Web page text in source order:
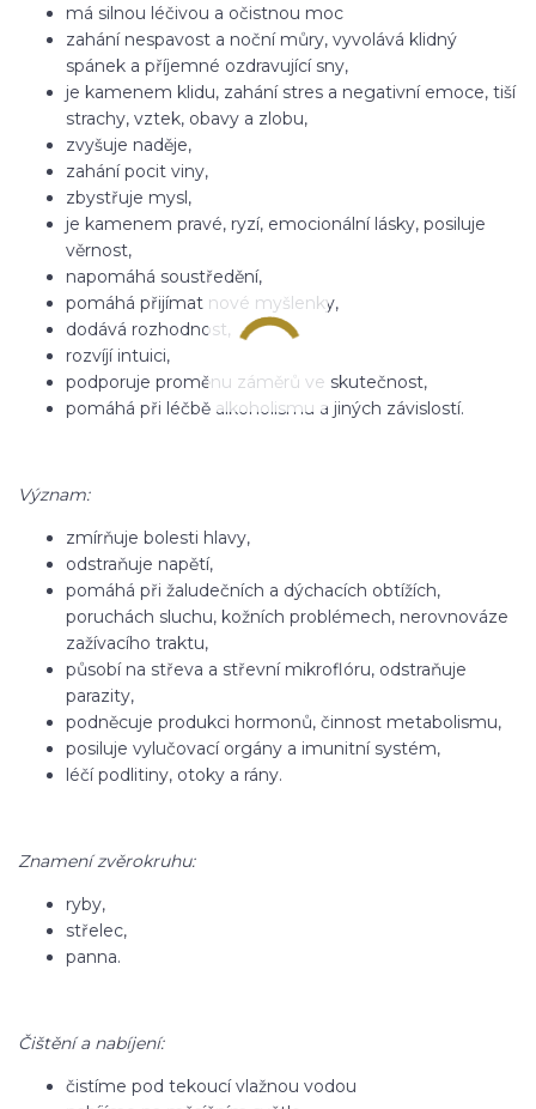
má silnou léčivou a očistnou moc
zahání nespavost a noční můry, vyvolává klidný
spánek a příjemné ozdravující sny,
je kamenem klidu, zahání stres a negativní emoce, tiší
strachy, vztek, obavy a zlobu,
zvyšuje naděje,
zahání pocit viny,
zbystřuje mysl,
je kamenem pravé, ryzí, emocionální lásky, posiluje
věrnost,
napomáhá soustředění,
pomáhá přijímat nové myšlenky,
dodává rozhodnost,
rozvíjí intuici,
podporuje proměnu záměrů ve skutečnost,
pomáhá při léčbě alkoholismu a jiných závislostí.
Význam:
zmírňuje bolesti hlavy,
odstraňuje napětí,
pomáhá při žaludečních a dýchacích obtížích,
poruchách sluchu, kožních problémech, nerovnováze
zažívacího traktu,
působí na střeva a střevní mikroflóru, odstraňuje
parazity,
podněcuje produkci hormonů, činnost metabolismu,
posiluje vylučovací orgány a imunitní systém,
léčí podlitiny, otoky a rány.
Znamení zvěrokruhu:
ryby,
střelec,
panna.
Čištění a nabíjení:
čistíme pod tekoucí vlažnou vodou